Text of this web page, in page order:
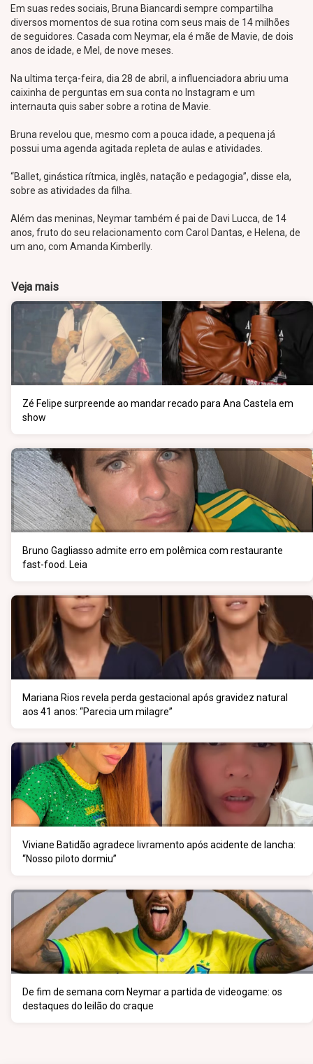
Em suas redes sociais, Bruna Biancardi sempre compartilha
diversos momentos de sua rotina com seus mais de 14 milhões
de seguidores. Casada com Neymar, ela é mãe de Mavie, de dois
anos de idade, e Mel, de nove meses.
Na ultima terça-feira, dia 28 de abril, a influenciadora abriu uma
caixinha de perguntas em sua conta no Instagram e um
internauta quis saber sobre a rotina de Mavie.
Bruna revelou que, mesmo com a pouca idade, a pequena já
possui uma agenda agitada repleta de aulas e atividades.
“Ballet, ginástica rítmica, inglês, natação e pedagogia”, disse ela,
sobre as atividades da filha.
Além das meninas, Neymar também é pai de Davi Lucca, de 14
anos, fruto do seu relacionamento com Carol Dantas, e Helena, de
um ano, com Amanda Kimberlly.
Veja mais
Zé Felipe surpreende ao mandar recado para Ana Castela em
show
Bruno Gagliasso admite erro em polêmica com restaurante
fast-food. Leia
Mariana Rios revela perda gestacional após gravidez natural
aos 41 anos: “Parecia um milagre”
Viviane Batidão agradece livramento após acidente de lancha:
“Nosso piloto dormiu”
De fim de semana com Neymar a partida de videogame: os
destaques do leilão do craque